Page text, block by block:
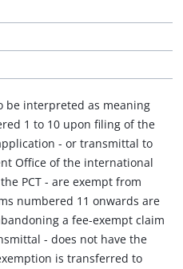
be interpreted as meaning
1 to 10 upon filing of the
- or transmittal to
Office of the international
PCT - are exempt from
numbered 11 onwards are
a fee-exempt claim
- does not have the
is transferred to